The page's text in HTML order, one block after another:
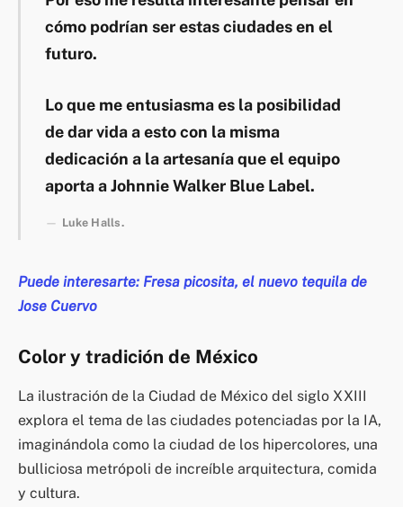
cómo podrían ser estas ciudades en el
futuro.
Lo que me entusiasma es la posibilidad
de dar vida a esto con la misma
dedicación a la artesanía que el equipo
aporta a Johnnie Walker Blue Label.
Luke Halls.
Puede interesarte: Fresa picosita, el nuevo tequila de
Jose Cuervo
Color y tradición de México
La ilustración de la Ciudad de México del siglo XXIII
explora el tema de las ciudades potenciadas por la IA,
imaginándola como la ciudad de los hipercolores, una
bulliciosa metrópoli de increíble arquitectura, comida
y cultura.